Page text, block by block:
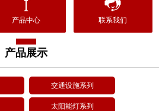
产品中心 联系我们
产品展示
交通设施系列
太阳能灯系列